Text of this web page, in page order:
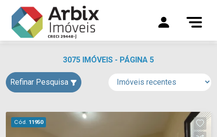
3075 IMÓVEIS - PÁGINA 5
Refinar Pesquisa
Cód. 11950